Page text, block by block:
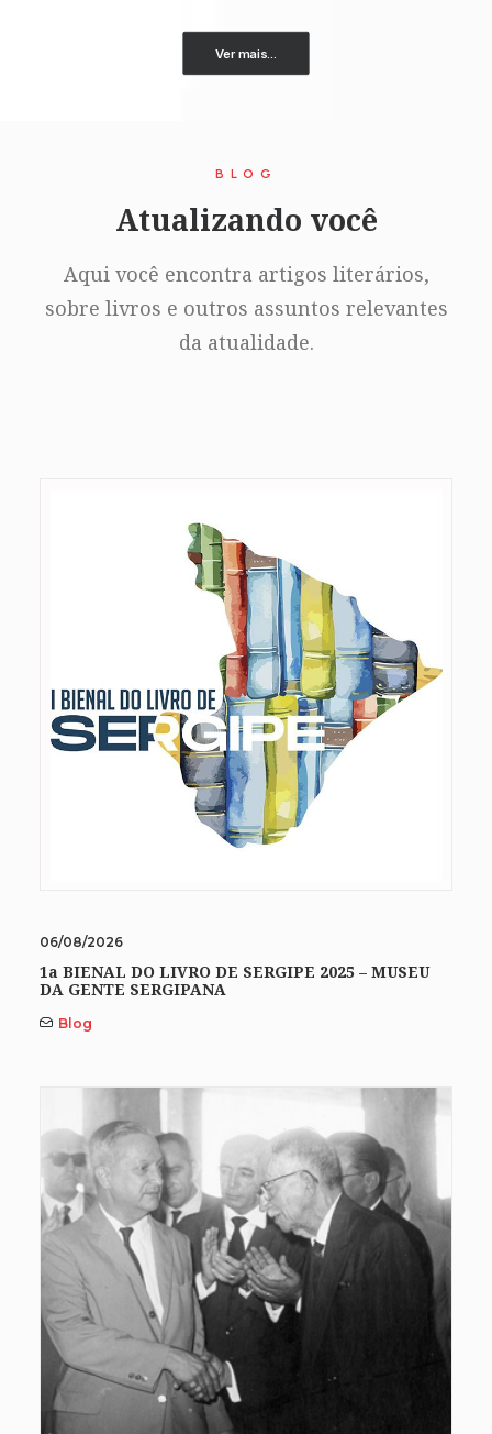
Ver mais...
BLOG
Atualizando você
Aqui você encontra artigos literários,
sobre livros e outros assuntos relevantes
da atualidade.
06/08/2026
1a BIENAL DO LIVRO DE SERGIPE 2025 – MUSEU
DA GENTE SERGIPANA
Blog